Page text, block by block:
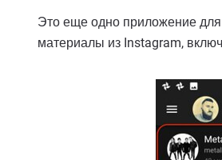
Это еще одно приложение для
материалы из Instagram,